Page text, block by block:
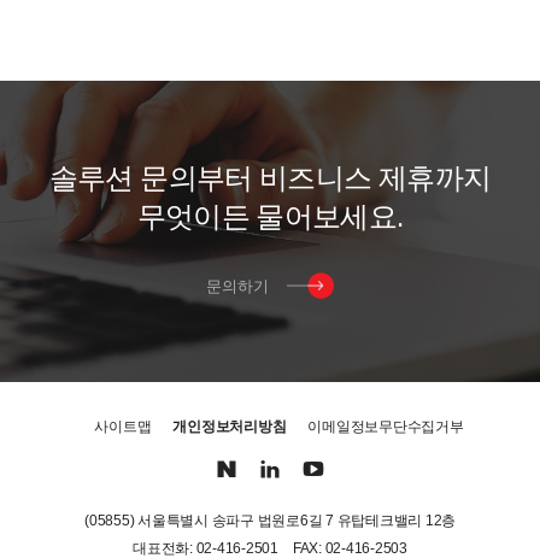
솔루션 문의 부터 비 즈니 스 제 휴까지
무엇이든물어보세 요.
문의하기
사이트맵 개인정보처리방침 이메일정보무단수집거부
(05855) 서울특별시 송파구 법원로6길 7 유탑테크밸리 12층
대표전화: 02-416-2501
FAX: 02-416-2503